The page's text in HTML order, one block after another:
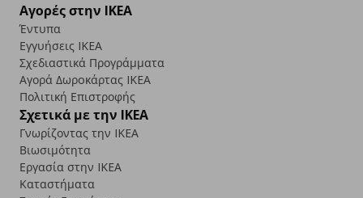
Αγορές στην IKEA
Έντυπα
Εγγυήσεις IKEA
Σχεδιαστικά Προγράμματα
Αγορά Δωρoκάρτας IKEA
Πολιτική Επιστροφής
Σχετικά με την IKEA
Γνωρίζοντας την IKEA
Βιωσιμότητα
Εργασία στην IKEA
Καταστήματα